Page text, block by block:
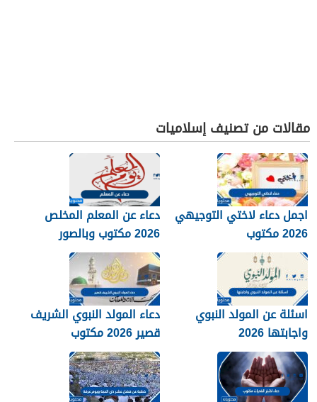
مقالات من تصنيف إسلاميات
اجمل دعاء لاختي التوجيهي
2026 مكتوب
دعاء عن المعلم المخلص
2026 مكتوب وبالصور
اسئلة عن المولد النبوي
واجابتها 2026
دعاء المولد النبوي الشريف
قصير 2026 مكتوب